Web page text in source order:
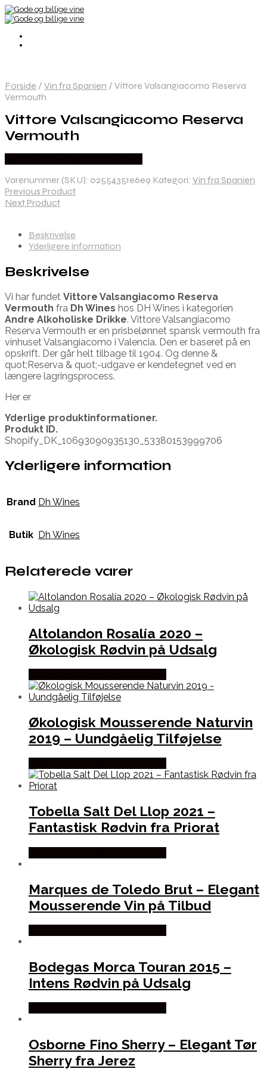
Forside / Vin fra Spanien / Vittore Valsangiacomo Reserva
Vermouth
Vittore Valsangiacomo Reserva
Vermouth
Varenummer (SKU): 02554351e6e9 Kategori: Vin fra Spanien
Previous Product
Next Product
Beskrivelse
Yderligere information
Beskrivelse
Vi har fundet Vittore Valsangiacomo Reserva
Vermouth fra Dh Wines hos DH Wines i kategorien
Andre Alkoholiske Drikke. Vittore Valsangiacomo
Reserva Vermouth er en prisbelønnet spansk vermouth fra
vinhuset Valsangiacomo i Valencia. Den er baseret på en
opskrift. Der går helt tilbage til 1904. Og denne &
quot;Reserva & quot;-udgave er kendetegnet ved en
længere lagringsprocess.
Her er
Yderlige produktinformationer.
Produkt ID.
Shopify_DK_10693090935130_53380153999706
Yderligere information
Brand Dh Wines
Butik Dh Wines
Relaterede varer
Altolandon Rosalía 2020 –
Økologisk Rødvin på Udsalg
Økologisk Mousserende Naturvin
2019 – Uundgåelig Tilføjelse
Tobella Salt Del Llop 2021 –
Fantastisk Rødvin fra Priorat
Marques de Toledo Brut – Elegant
Mousserende Vin på Tilbud
Bodegas Morca Touran 2015 –
Intens Rødvin på Udsalg
Osborne Fino Sherry – Elegant Tør
Sherry fra Jerez